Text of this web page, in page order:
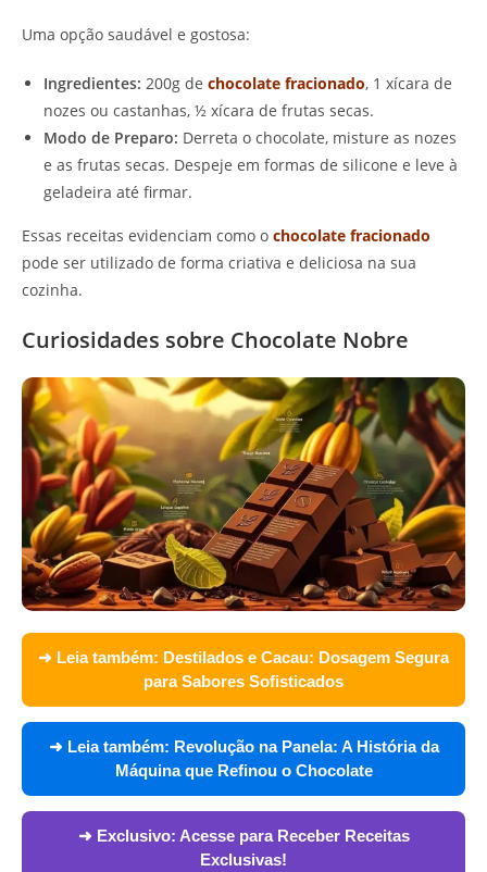
Uma opção saudável e gostosa:
Ingredientes: 200g de chocolate fracionado, 1 xícara de
nozes ou castanhas, ½ xícara de frutas secas.
Modo de Preparo: Derreta o chocolate, misture as nozes
e as frutas secas. Despeje em formas de silicone e leve à
geladeira até firmar.
Essas receitas evidenciam como o chocolate fracionado
pode ser utilizado de forma criativa e deliciosa na sua
cozinha.
Curiosidades sobre Chocolate Nobre
➜ Leia também: Destilados e Cacau: Dosagem Segura
para Sabores Sofisticados
➜ Leia também: Revolução na Panela: A História da
Máquina que Refinou o Chocolate
➜ Exclusivo: Acesse para Receber Receitas
Exclusivas!